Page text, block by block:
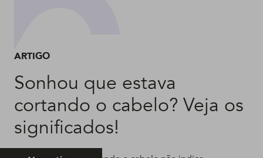
ARTIGO
Sonhou que estava
cortando o cabelo? Veja os
significados!